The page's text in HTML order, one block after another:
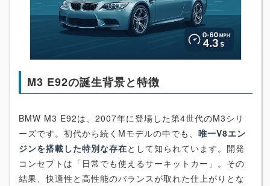
M3 E92の誕生背景と特徴
BMW M3 E92は、2007年に登場した第4世代のM3シリ
ーズです。初代から続くMモデルの中でも、 唯一V8エン
ジンを搭載した特別な存在として知られています。開発
コンセプトは「日常でも使えるサーキットカー」。その
結果、快適性と高性能のバランスが取れた仕上がりとな